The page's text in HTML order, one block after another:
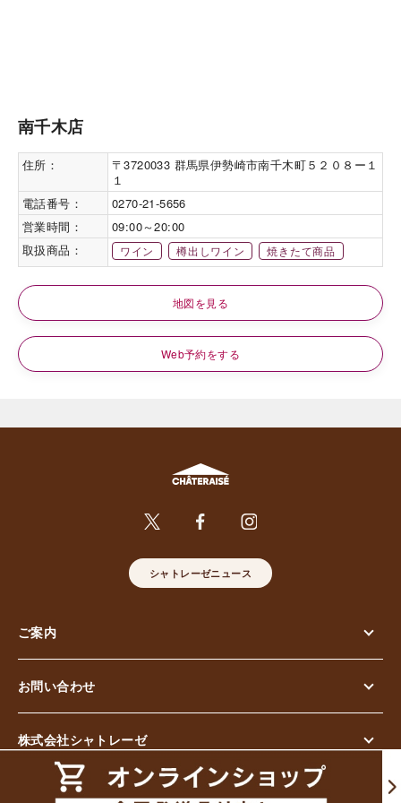
南千木店
住所：
〒3720033 群馬県伊勢崎市南千木町５２０８ー１
１
電話番号：
0270-21-5656
営業時間：
09:00～20:00
取扱商品：
ワイン 樽出しワイン 焼きたて商品
地図を見る
Web予約をする
シャトレーゼニュース
ご案内
お問い合わせ
株式会社シャトレーゼ
© Chateraise Co.,Ltd. All Rights Reserved.